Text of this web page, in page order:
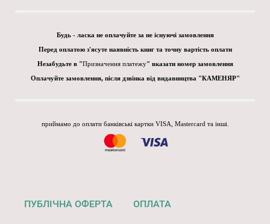
Будь - ласка не оплачуйте за не існуючі замовлення
Перед оплатою з'ясуте наявність книг та точну вартість оплати
Незабудьте в "Призначення платежу" вказати номер замовлення
Оплачуйте замовлення, після дзвінка від видавництва "КАМЕНЯР"
приймамо до оплати банківські картки VISA, Mastercard та інші.
ПУБЛІЧНА ОФЕРТА ОПЛАТА